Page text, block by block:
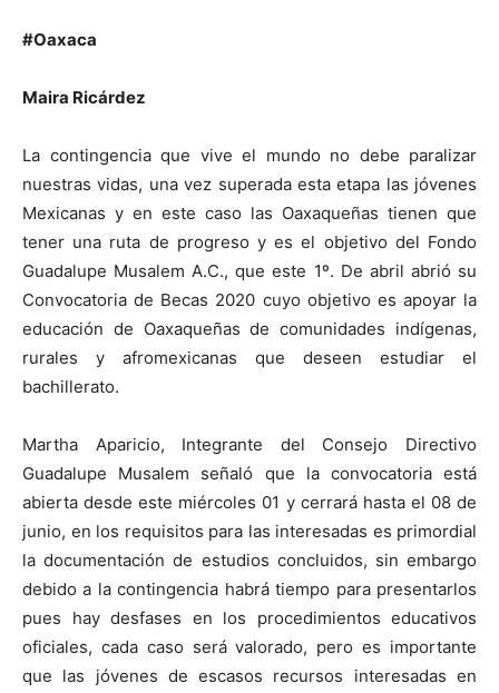
#Oaxaca
Maira Ricárdez
La contingencia que vive el mundo no debe paralizar
nuestras vidas, una vez superada esta etapa las jóvenes
Mexicanas y en este caso las Oaxaqueñas tienen que
tener una ruta de progreso y es el objetivo del Fondo
Guadalupe Musalem A.C., que este 1º. De abril abrió su
Convocatoria de Becas 2020 cuyo objetivo es apoyar la
educación de Oaxaqueñas de comunidades indígenas,
rurales y afromexicanas que deseen estudiar el
bachillerato.
Martha Aparicio, Integrante del Consejo Directivo
Guadalupe Musalem señaló que la convocatoria está
abierta desde este miércoles 01 y cerrará hasta el 08 de
junio, en los requisitos para las interesadas es primordial
la documentación de estudios concluidos, sin embargo
debido a la contingencia habrá tiempo para presentarlos
pues hay desfases en los procedimientos educativos
oficiales, cada caso será valorado, pero es importante
que las jóvenes de escasos recursos interesadas en